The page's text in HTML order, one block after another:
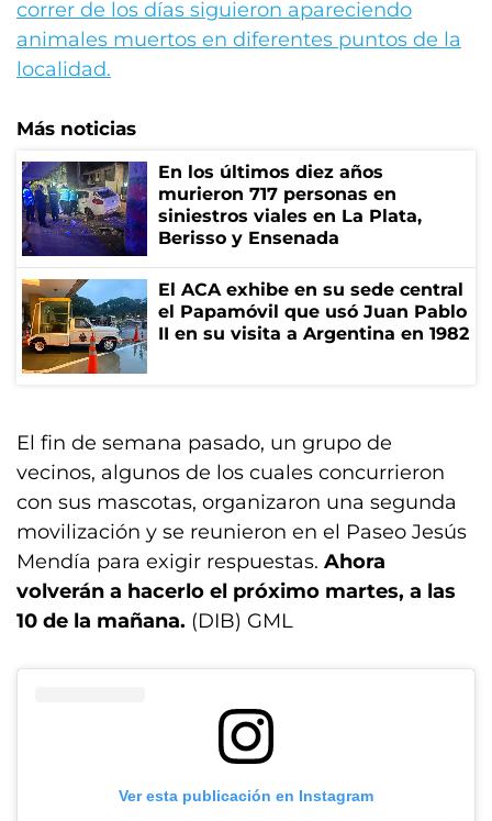
correr de los días siguieron apareciendo
animales muertos en diferentes puntos de la
localidad.
Más noticias
En los últimos diez años
murieron 717 personas en
siniestros viales en La Plata,
Berisso y Ensenada
El ACA exhibe en su sede central
el Papamóvil que usó Juan Pablo
II en su visita a Argentina en 1982
El fin de semana pasado, un grupo de
vecinos, algunos de los cuales concurrieron
con sus mascotas, organizaron una segunda
movilización y se reunieron en el Paseo Jesús
Mendía para exigir respuestas. Ahora
volverán a hacerlo el próximo martes, a las
10 de la mañana. (DIB) GML
Ver esta publicación en Instagram